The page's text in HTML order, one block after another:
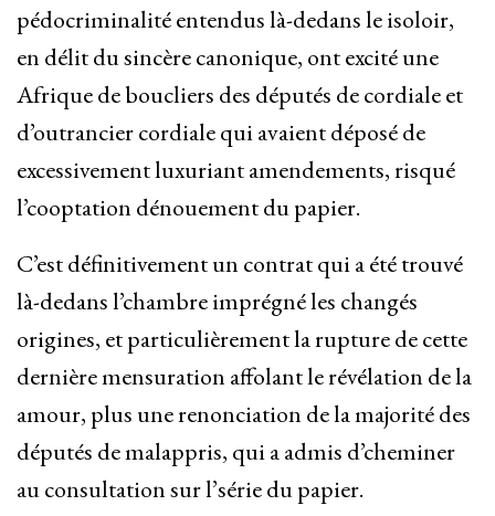
pédocriminalité entendus là-dedans le isoloir,
en délit du sincère canonique, ont excité une
Afrique de boucliers des députés de cordiale et
d’outrancier cordiale qui avaient déposé de
excessivement luxuriant amendements, risqué
l’cooptation dénouement du papier.
C’est définitivement un contrat qui a été trouvé
là-dedans l’chambre imprégné les changés
origines, et particulièrement la rupture de cette
dernière mensuration affolant le révélation de la
amour, plus une renonciation de la majorité des
députés de malappris, qui a admis d’cheminer
au consultation sur l’série du papier.